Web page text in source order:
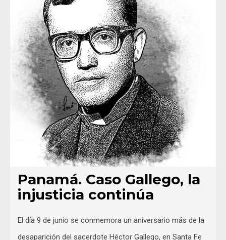
Panamá. Caso Gallego, la
injusticia continúa
El día 9 de junio se conmemora un aniversario más de la
desaparición del sacerdote Héctor Gallego, en Santa Fe